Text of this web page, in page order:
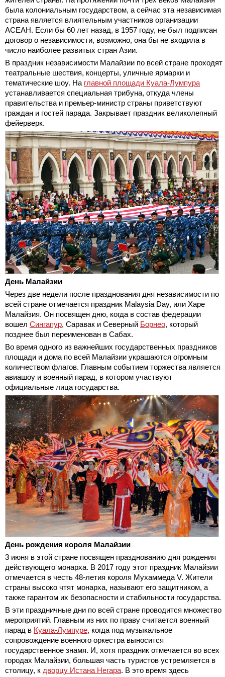
была колониальным государством, а сейчас эта независимая
страна является влиятельным участников организации
АСЕАН. Если бы 60 лет назад, в 1957 году, не был подписан
договор о независимости, возможно, она бы не входила в
число наиболее развитых стран Азии.
В праздник независимости Малайзии по всей стране проходят
театральные шествия, концерты, уличные ярмарки и
тематические шоу. На главной площади Куала-Лумпура
устанавливается специальная трибуна, откуда члены
правительства и премьер-министр страны приветствуют
граждан и гостей парада. Закрывает праздник великолепный
фейерверк.
День Малайзии
Через две недели после празднования дня независимости по
всей стране отмечается праздник Malaysia Day, или Харе
Малайзия. Он посвящен дню, когда в состав федерации
вошел Сингапур, Саравак и Северный Борнео, который
позднее был переименован в Сабах.
Во время одного из важнейших государственных праздников
площади и дома по всей Малайзии украшаются огромным
количеством флагов. Главным событием торжества является
авиашоу и военный парад, в котором участвуют
официальные лица государства.
День рождения короля Малайзии
3 июня в этой стране посвящен празднованию дня рождения
действующего монарха. В 2017 году этот праздник Малайзии
отмечается в честь 48-летия короля Мухаммеда V. Жители
страны высоко чтят монарха, называют его защитником, а
также гарантом их безопасности и стабильности государства.
В эти праздничные дни по всей стране проводится множество
мероприятий. Главным из них по праву считается военный
парад в Куала-Лумпуре, когда под музыкальное
сопровождение военного оркестра выносится
государственное знамя. И, хотя праздник отмечается во всех
городах Малайзии, большая часть туристов устремляется в
столицу, к дворцу Истана Негара. В это время здесь